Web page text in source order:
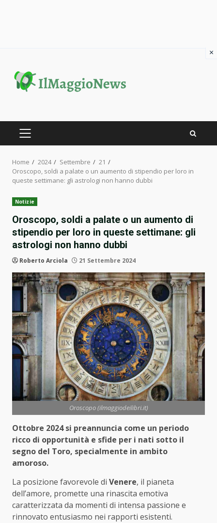
content
PRIMARY
Home 2024 Settembre
21
Oroscopo, soldi a palate o un aumento di stipendio per loro in
queste settimane: gli astrologi non hanno dubbi
Notizie
Oroscopo, soldi a palate o un aumento di
stipendio per loro in queste settimane: gli
astrologi non hanno dubbi
Roberto Arciola 21 Settembre 2024
Oroscopo (ilmaggiodeilibri.it)
Ottobre 2024 si preannuncia come un periodo
ricco di opportunità e sfide per i nati sotto il
segno del Toro, specialmente in ambito
amoroso.
La posizione favorevole di Venere, il pianeta
dell’amore, promette una rinascita emotiva
caratterizzata da momenti di intensa passione e
rinnovato entusiasmo nei rapporti esistenti.
×